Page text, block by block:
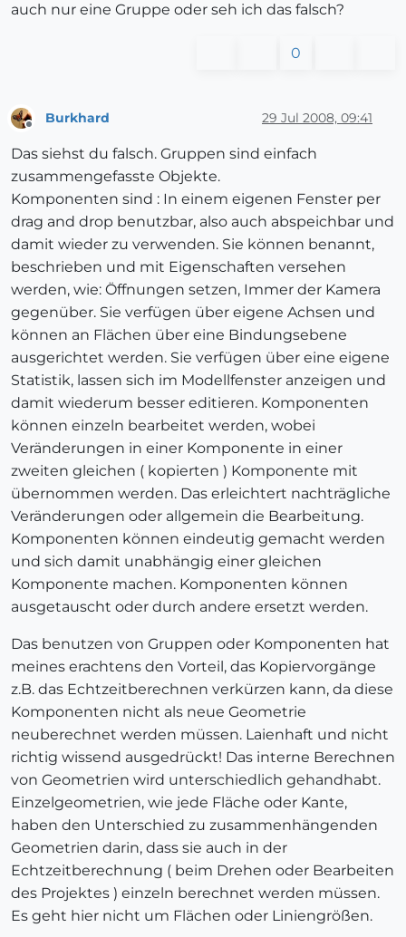
auch nur eine Gruppe oder seh ich das falsch?
0
Burkhard 29 Jul 2008, 09:41
Das siehst du falsch. Gruppen sind einfach
zusammengefasste Objekte.
Komponenten sind : In einem eigenen Fenster per
drag and drop benutzbar, also auch abspeichbar und
damit wieder zu verwenden. Sie können benannt,
beschrieben und mit Eigenschaften versehen
werden, wie: Öffnungen setzen, Immer der Kamera
gegenüber. Sie verfügen über eigene Achsen und
können an Flächen über eine Bindungsebene
ausgerichtet werden. Sie verfügen über eine eigene
Statistik, lassen sich im Modellfenster anzeigen und
damit wiederum besser editieren. Komponenten
können einzeln bearbeitet werden, wobei
Veränderungen in einer Komponente in einer
zweiten gleichen ( kopierten ) Komponente mit
übernommen werden. Das erleichtert nachträgliche
Veränderungen oder allgemein die Bearbeitung.
Komponenten können eindeutig gemacht werden
und sich damit unabhängig einer gleichen
Komponente machen. Komponenten können
ausgetauscht oder durch andere ersetzt werden.
Das benutzen von Gruppen oder Komponenten hat
meines erachtens den Vorteil, das Kopiervorgänge
z.B. das Echtzeitberechnen verkürzen kann, da diese
Komponenten nicht als neue Geometrie
neuberechnet werden müssen. Laienhaft und nicht
richtig wissend ausgedrückt! Das interne Berechnen
von Geometrien wird unterschiedlich gehandhabt.
Einzelgeometrien, wie jede Fläche oder Kante,
haben den Unterschied zu zusammenhängenden
Geometrien darin, dass sie auch in der
Echtzeitberechnung ( beim Drehen oder Bearbeiten
des Projektes ) einzeln berechnet werden müssen.
Es geht hier nicht um Flächen oder Liniengrößen.